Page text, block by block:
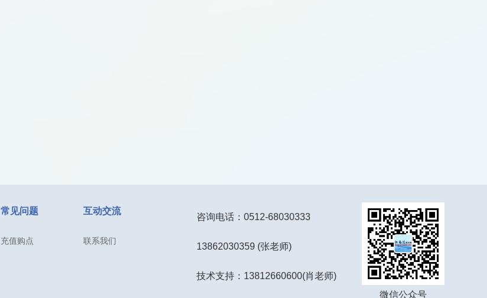
常见问题
充值购点
互动交流
联系我们
咨询电话：0512-68030333
13862030359 (张老师)
技术支持：13812660600(肖老师)
微信公众号